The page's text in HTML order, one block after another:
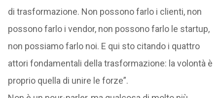
di trasformazione. Non possono farlo i clienti, non
possono farlo i vendor, non possono farlo le startup,
non possiamo farlo noi. E qui sto citando i quattro
attori fondamentali della trasformazione: la volontà è
proprio quella di unire le forze”.